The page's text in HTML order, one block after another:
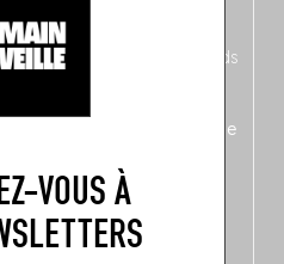
VOUS À
que ne soit l’inverse ?),
Nord-Zuid »
qui met les pieds
ainsi qu’
un palmarès de